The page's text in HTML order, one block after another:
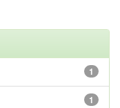
1
1